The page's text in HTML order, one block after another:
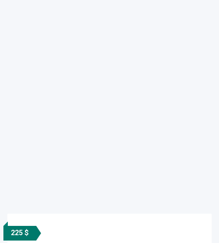
225 $